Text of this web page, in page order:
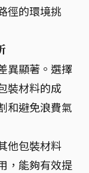
徑的環境挑
異顯著。選擇
裝材料的成
和避免浪費氣
他包裝材料
，能夠有效提